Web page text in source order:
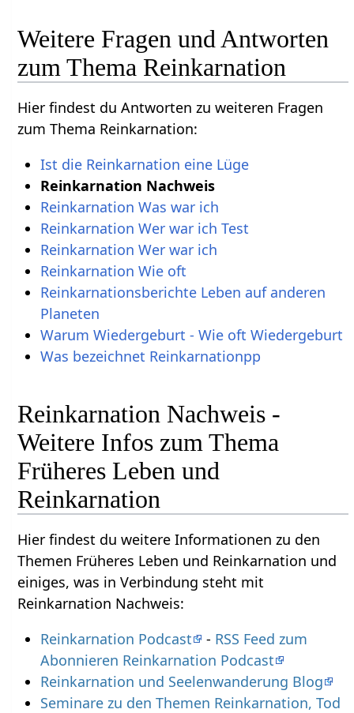
Weitere Fragen und Antworten
zum Thema Reinkarnation
Hier findest du Antworten zu weiteren Fragen
zum Thema Reinkarnation:
Ist die Reinkarnation eine Lüge
Reinkarnation Nachweis
Reinkarnation Was war ich
Reinkarnation Wer war ich Test
Reinkarnation Wer war ich
Reinkarnation Wie oft
Reinkarnationsberichte Leben auf anderen
Planeten
Warum Wiedergeburt - Wie oft Wiedergeburt
Was bezeichnet Reinkarnationpp
Reinkarnation Nachweis -
Weitere Infos zum Thema
Früheres Leben und
Reinkarnation
Hier findest du weitere Informationen zu den
Themen Früheres Leben und Reinkarnation und
einiges, was in Verbindung steht mit
Reinkarnation Nachweis:
Reinkarnation Podcast
- RSS Feed zum
Abonnieren Reinkarnation Podcast
Reinkarnation und Seelenwanderung Blog
Seminare zu den Themen Reinkarnation, Tod